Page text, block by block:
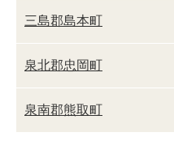
三島郡島本町
泉北郡忠岡町
泉南郡熊取町